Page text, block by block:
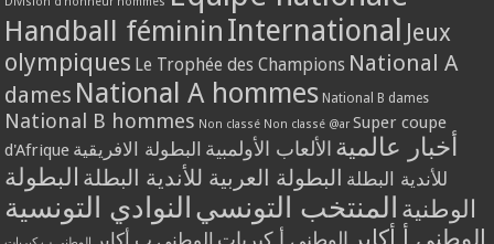
Handball féminin International
Jeux
olympiques Le Trophée des Champions National A
dames National A hommes National B dames
National B hommes Non classé Non classé @ar Super coupe
d'Afrique
أخبار عالمية الألعاب الأولمبية البطولة الافريقية
للأندية البطلة البطولة العربية للأندية البطلة البطولة
الوطنية المنتخب التونسي النوادي التونسية
الوطني أ أكابر